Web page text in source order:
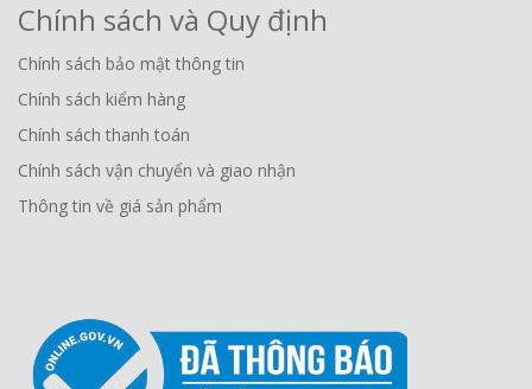
Chính sách và Quy định
Chính sách bảo mật thông tin
Chính sách kiểm hàng
Chính sách thanh toán
Chính sách vận chuyển và giao nhận
Thông tin về giá sản phẩm